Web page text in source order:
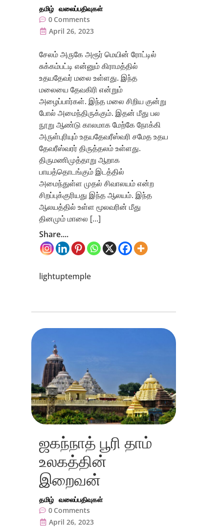
தமிழ் வலைப்பதிவுகள்
0 Comments
April 26, 2023
சேலம் அருகே அரூர் மெயின் ரோட்டில்
சுக்கம்பட்டி என்னும் கிராமத்தில்
உதயதேவர் மலை உள்ளது. இந்த
மலையை தேவகிரி என்றும்
அழைப்பார்கள். இந்த மலை சிறிய குன்று
போல் அமைந்திருக்கும். இதன் மீது பல
நூறு ஆண்டு காலமாக மேற்கே நோக்கி
அருள்புரியும் உதயதேவரீஸ்வரி சமேத உதய
தேவரீஸ்வரர் திருத்தலம் உள்ளது.
திருமணிமுத்தாறு ஆறாக
பாயத்தொடங்கும் இடத்தில்
அமைந்துள்ள முதல் சிவாலயம் என்ற
சிறப்புக்குரியது இந்த ஆலயம். இந்த
ஆலயத்தில் உள்ள மூலவரின் மீது
தினமும் மாலை […]
Share....
lightuptemple
ஜகந்நாத் பூரி தாம்
உலகத்தின்
இறைவன்
தமிழ் வலைப்பதிவுகள்
0 Comments
April 26, 2023